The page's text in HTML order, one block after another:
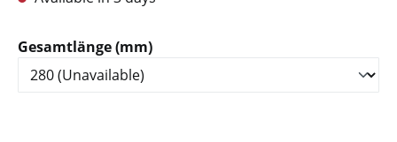
Select
Gesamtlänge (mm)